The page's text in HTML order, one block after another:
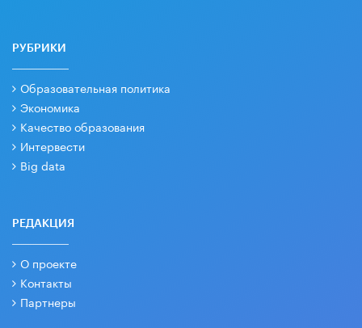
РУБРИКИ
Образовательная политика
Экономика
Качество образования
Интервести
Big data
РЕДАКЦИЯ
О проекте
Контакты
Партнеры